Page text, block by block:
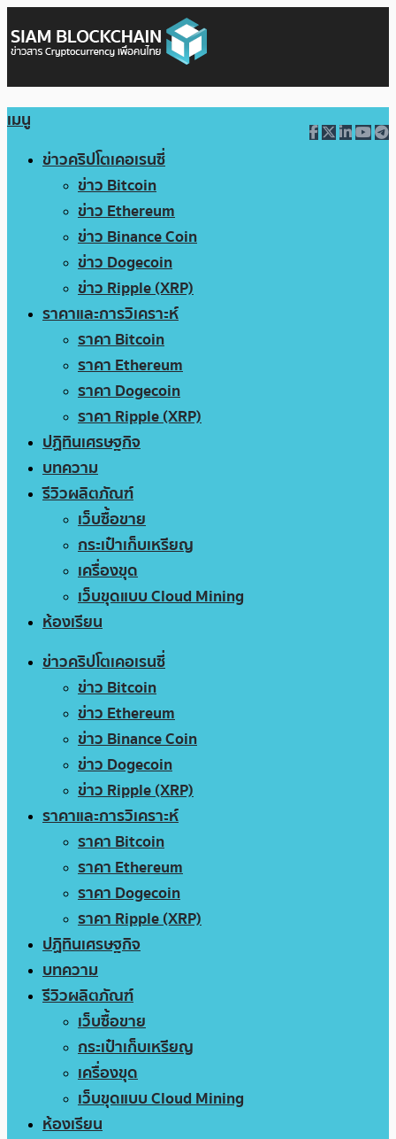
เมนู
ข่าวคริปโตเคอเรนซี่
ข่าว Bitcoin
ข่าว Ethereum
ข่าว Binance Coin
ข่าว Dogecoin
ข่าว Ripple (XRP)
ราคาและการวิเคราะห์
ราคา Bitcoin
ราคา Ethereum
ราคา Dogecoin
ราคา Ripple (XRP)
ปฏิทินเศรษฐกิจ
บทความ
รีวิวผลิตภัณฑ์
เว็บซื้อขาย
กระเป๋าเก็บเหรียญ
เครื่องขุด
เว็บขุดแบบ Cloud Mining
ห้องเรียน
ข่าวคริปโตเคอเรนซี่
ข่าว Bitcoin
ข่าว Ethereum
ข่าว Binance Coin
ข่าว Dogecoin
ข่าว Ripple (XRP)
ราคาและการวิเคราะห์
ราคา Bitcoin
ราคา Ethereum
ราคา Dogecoin
ราคา Ripple (XRP)
ปฏิทินเศรษฐกิจ
บทความ
รีวิวผลิตภัณฑ์
เว็บซื้อขาย
กระเป๋าเก็บเหรียญ
เครื่องขุด
เว็บขุดแบบ Cloud Mining
ห้องเรียน